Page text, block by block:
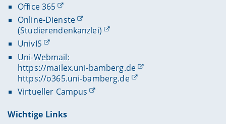
Office 365
Online-Dienste
(Studierendenkanzlei)
UnivIS
Uni-Webmail:
https://mailex.uni-bamberg.de
https://o365.uni-bamberg.de
Virtueller Campus
Wichtige Links